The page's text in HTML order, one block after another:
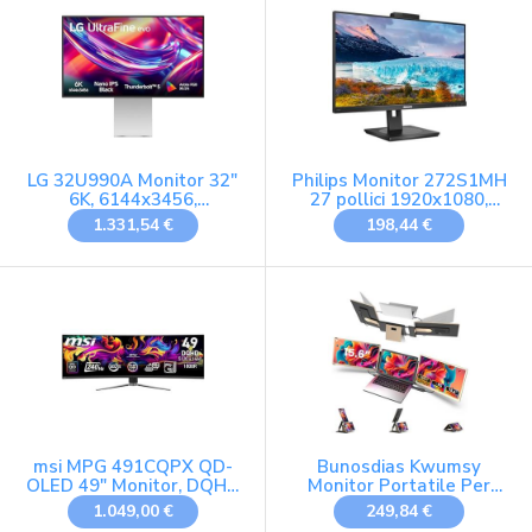
integrati, Regolabile in
inclinazione - HDMI 2.0b,
DP (1.4a), Nero
LG 32U990A Monitor 32"
6K, 6144x3456,
Thunderbolt 5,
integrazione totale con
2.1, DP 2.1, KVM, PBP, PIP,
Argento
1.331,54 €
Philips Monitor 272S1MH
27 pollici 1920x1080,
FHD, 75Hz, IPS Panel,
4ms GtG, USB
(HDMI1x 1.4 DP 1x 1.2)
Nero
198,44 €
msi MPG 491CQPX QD-
OLED 49" Monitor, DQHD
5120x1440 1800R,
240Hz, 0.03ms,
1.049,00 €
Bunosdias Kwumsy
Monitor Portatile Per
Laptop 15.6 Pollici-
1080P FHD Triplo
249,84 €